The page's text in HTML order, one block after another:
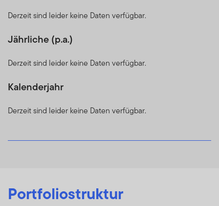
Derzeit sind leider keine Daten verfügbar.
Jährliche (p.a.)
Derzeit sind leider keine Daten verfügbar.
Kalenderjahr
Derzeit sind leider keine Daten verfügbar.
Portfoliostruktur